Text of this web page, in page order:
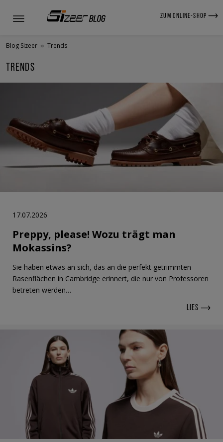
ZUM ONLINE-SHOP
Blog Sizeer » Trends
TRENDS
17.07.2026
Preppy, please! Wozu trägt man
Mokassins?
Sie haben etwas an sich, das an die perfekt getrimmten
Rasenflächen in Cambridge erinnert, die nur von Professoren
betreten werden…
LIES